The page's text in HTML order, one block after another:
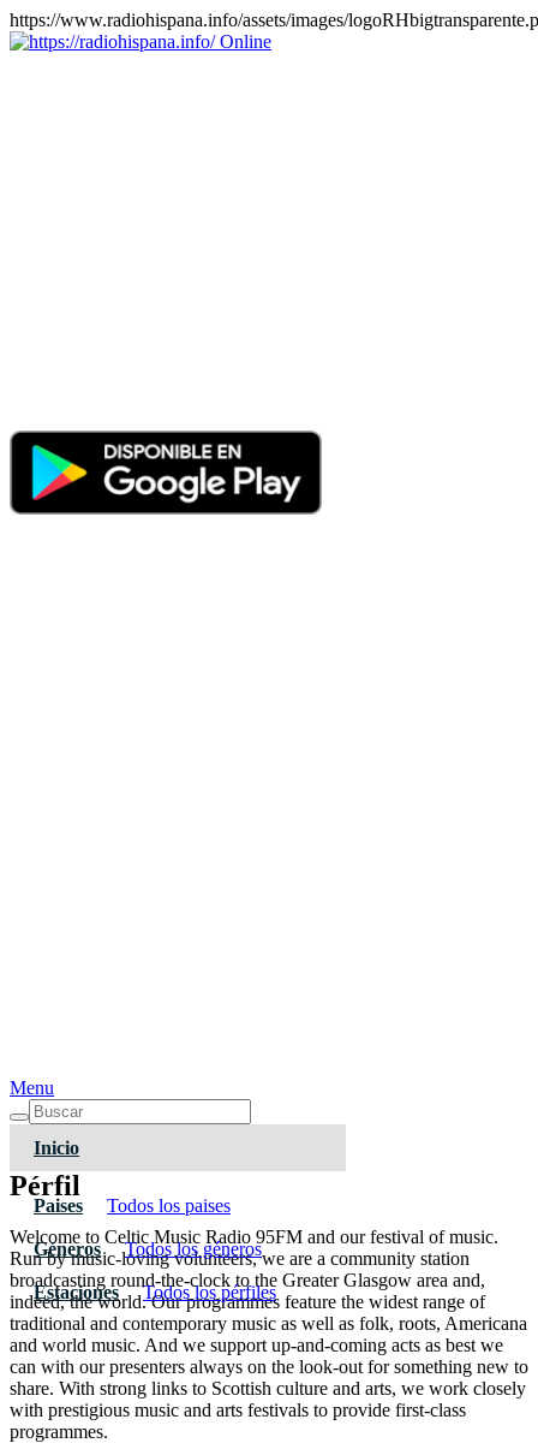
https://www.radiohispana.info/assets/images/
Online
Menu
Inicio
Paises Todos los paises
Géneros Todos los géneros
Estaciones Todos los pérfiles
Pérfil
Welcome to Celtic Music Radio 95FM and our festival of music.
Run by music-loving volunteers, we are a community station
broadcasting round-the-clock to the Greater Glasgow area and,
indeed, the world. Our programmes feature the widest range of
traditional and contemporary music as well as folk, roots, Americana
and world music. And we support up-and-coming acts as best we
can with our presenters always on the look-out for something new to
share. With strong links to Scottish culture and arts, we work closely
with prestigious music and arts festivals to provide first-class
programmes.